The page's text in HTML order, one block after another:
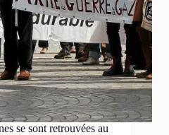
se sont retrouvées au